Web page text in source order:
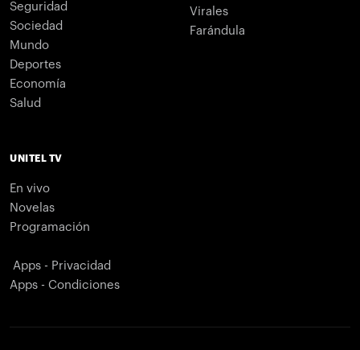
Seguridad
Sociedad
Mundo
Deportes
Economía
Salud
Virales
Farándula
UNITEL TV
En vivo
Novelas
Programación
Apps - Privacidad
Apps - Condiciones